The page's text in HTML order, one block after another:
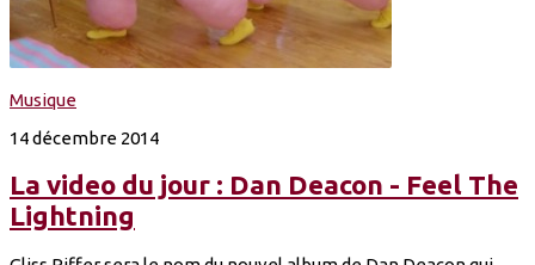
Musique
14 décembre 2014
La video du jour : Dan Deacon - Feel The
Lightning